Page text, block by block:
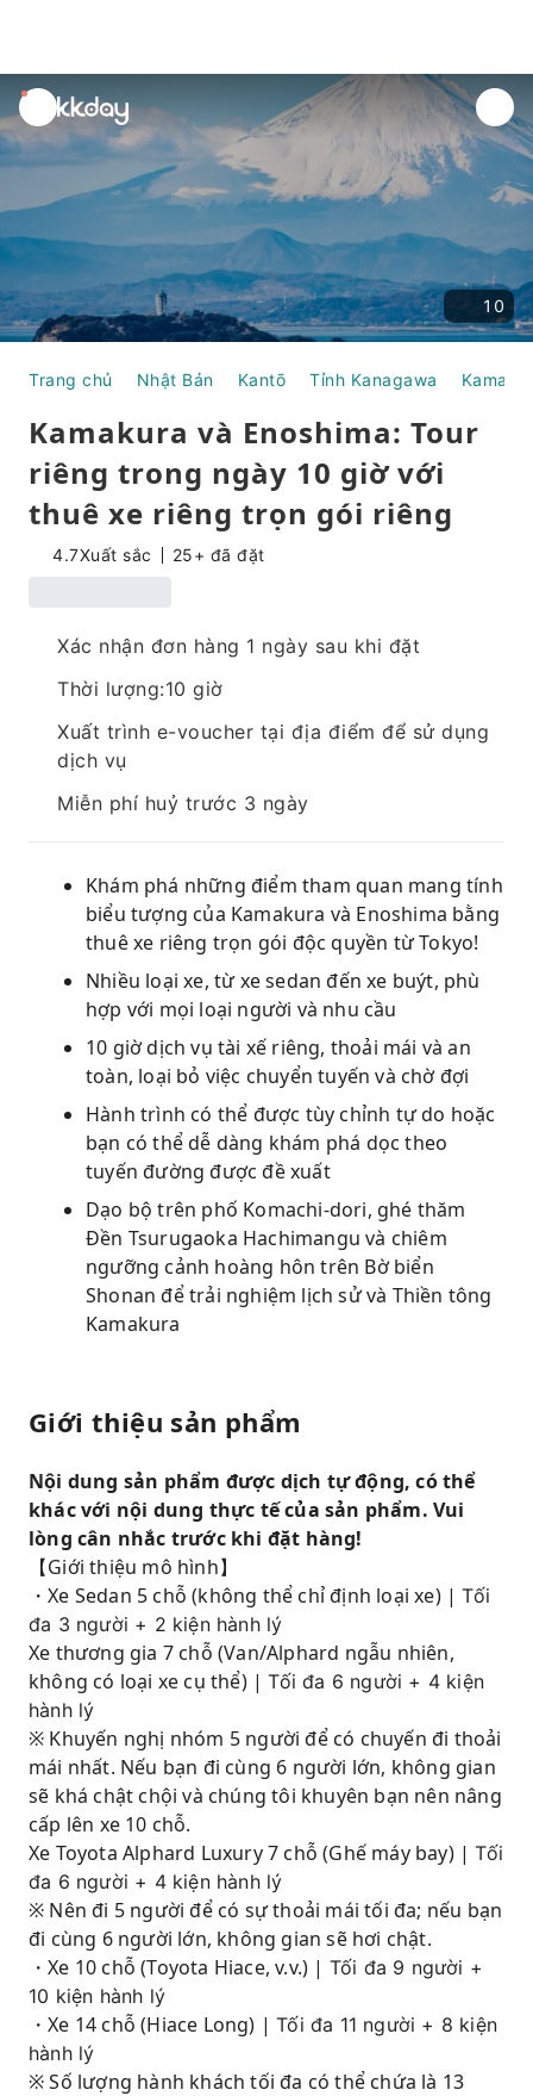
unread
notifications
10
Trang chủ Nhật Bản Kantō Tỉnh Kanagawa
Kamakura và Enoshima: Tour
riêng trong ngày 10 giờ với
thuê xe riêng trọn gói riêng
4.7Xuất sắc 25+ đã đặt
Xác nhận đơn hàng 1 ngày sau khi đặt
Thời lượng:10 giờ
Xuất trình e-voucher tại địa điểm để sử dụng
dịch vụ
Miễn phí huỷ trước 3 ngày
Khám phá những điểm tham quan mang tính
biểu tượng của Kamakura và Enoshima bằng
thuê xe riêng trọn gói độc quyền từ Tokyo!
Nhiều loại xe, từ xe sedan đến xe buýt, phù
hợp với mọi loại người và nhu cầu
10 giờ dịch vụ tài xế riêng, thoải mái và an
toàn, loại bỏ việc chuyển tuyến và chờ đợi
Hành trình có thể được tùy chỉnh tự do hoặc
bạn có thể dễ dàng khám phá dọc theo
tuyến đường được đề xuất
Dạo bộ trên phố Komachi-dori, ghé thăm
Đền Tsurugaoka Hachimangu và chiêm
ngưỡng cảnh hoàng hôn trên Bờ biển
Shonan để trải nghiệm lịch sử và Thiền tông
Kamakura
Giới thiệu sản phẩm
Nội dung sản phẩm được dịch tự động, có thể
khác với nội dung thực tế của sản phẩm. Vui
lòng cân nhắc trước khi đặt hàng!
【Giới thiệu mô hình】
・Xe Sedan 5 chỗ (không thể chỉ định loại xe) |Tối
đa 3 người + 2 kiện hành lý
Xe thương gia 7 chỗ (Van/Alphard ngẫu nhiên,
không có loại xe cụ thể) |Tối đa 6 người + 4 kiện
hành lý
※ Khuyến nghị nhóm 5 người để có chuyến đi thoải
mái nhất. Nếu bạn đi cùng 6 người lớn, không gian
sẽ khá chật chội và chúng tôi khuyên bạn nên nâng
cấp lên xe 10 chỗ.
Xe Toyota Alphard Luxury 7 chỗ (Ghế máy bay) |Tối
đa 6 người + 4 kiện hành lý
※ Nên đi 5 người để có sự thoải mái tối đa; nếu bạn
đi cùng 6 người lớn, không gian sẽ hơi chật.
・Xe 10 chỗ (Toyota Hiace, v.v.) | Tối đa 9 người +
10 kiện hành lý
・Xe 14 chỗ (Hiace Long) |Tối đa 11 người + 8 kiện
hành lý
※ Số lượng hành khách tối đa có thể chứa là 13